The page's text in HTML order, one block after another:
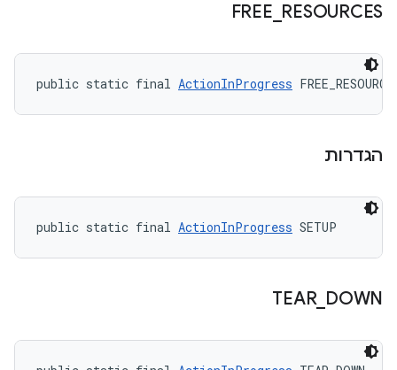
FREE RESOURCES
public static final ActionInProgress
הגדרות
public static final ActionInProgress SETUP
TEAR_ DOWN